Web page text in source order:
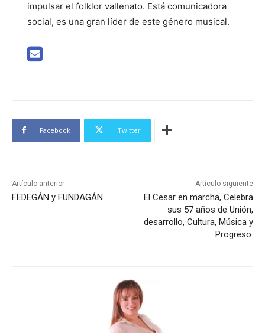
impulsar el folklor vallenato. Está comunicadora
social, es una gran líder de este género musical.
Facebook Twitter
Artículo anterior
FEDEGÁN y FUNDAGÁN
Artículo siguiente
El Cesar en marcha, Celebra
sus 57 años de Unión,
desarrollo, Cultura, Música y
Progreso.